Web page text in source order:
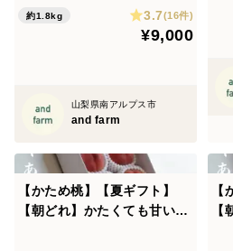
約1.8kg 3.7(16件)
¥9,000
山梨県南アルプス市
and farm
【かため桃】【夏ギフト】
【朝どれ】かたくても甘い桃
【